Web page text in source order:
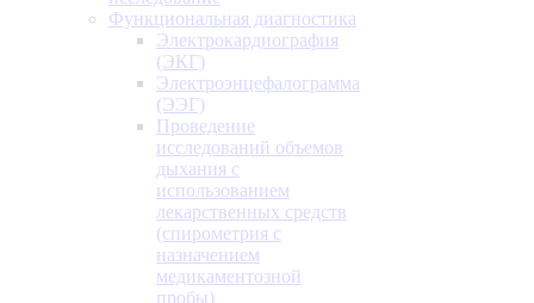
Функциональная диагностика
Электрокардиография
(ЭКГ)
Электроэнцефалограмма
(ЭЭГ)
Проведение
исследований объемов
дыхания с
использованием
лекарственных средств
(спирометрия с
назначением
медикаментозной
пробы)